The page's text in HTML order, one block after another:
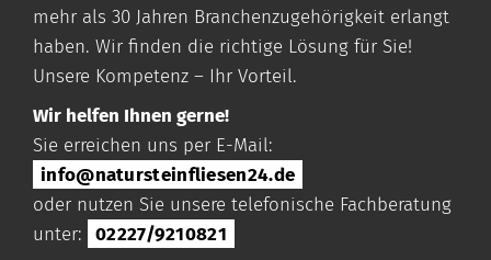
mehr als 30 Jahren Branchenzugehörigkeit erlangt
haben. Wir finden die richtige Lösung für Sie!
Unsere Kompetenz – Ihr Vorteil.
Wir helfen Ihnen gerne!
Sie erreichen uns per E-Mail:
info@natursteinfliesen24.de
oder nutzen Sie unsere telefonische Fachberatung
unter:
02227/9210821